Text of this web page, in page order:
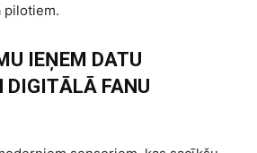
pilotiem.
IEŅEM DATU
FANU